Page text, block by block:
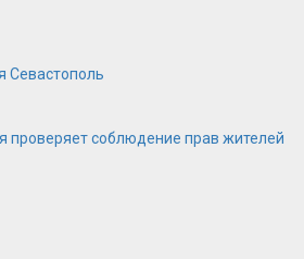
Севастополь
проверяет соблюдение прав жителей